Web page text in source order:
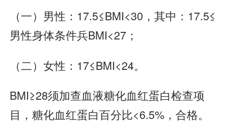
（一）男性：17.5≤BMI<30，其中：17.5≤
男性身体条件兵BMI<27；
（二）女性：17≤BMI<24。
BMI≥28须加查血液糖化血红蛋白检查项
目，糖化血红蛋白百分比<6.5%，合格。